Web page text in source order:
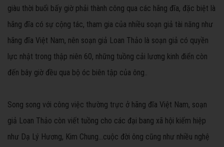
giàu thời buổi bấy giờ phải thành công qua các hãng đĩa, đặc biệt là
hãng đĩa có sự cộng tác, tham gia của nhiều soạn giả tài năng như
hãng đĩa Việt Nam, nên soạn giả Loan Thảo là soạn giả có quyền
lực nhật trong thập niên 60, những tuồng cải lương kinh điển còn
đến bây giờ đều qua bộ óc biên tập của ông..
Song song với công việc thường trực ở hãng đĩa Việt Nam, soạn
giả Loan Thảo còn viết tuồng cho các đại bang xã hội kiếm hiệp
như Dạ Lý Hương, Kim Chung...cuộc đời ông cũng như nhiều nghệ